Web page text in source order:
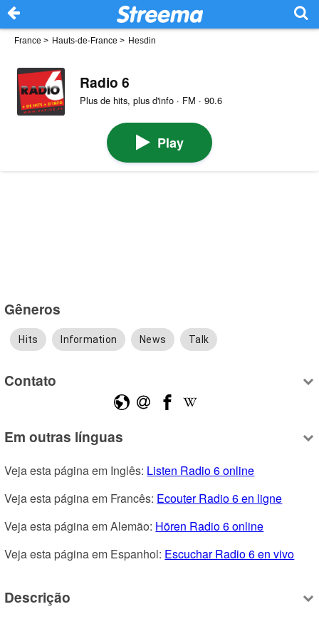
France > Hauts-de-France > Hesdin
Radio 6
Plus de hits, plus d'info · FM · 90.6
Play
Gêneros
Hits Information News Talk
Contato
Em outras línguas
Veja esta página em Inglês: Listen Radio 6 online
Veja esta página em Francês: Ecouter Radio 6 en ligne
Veja esta página em Alemão: Hören Radio 6 online
Veja esta página em Espanhol: Escuchar Radio 6 en vivo
Descrição